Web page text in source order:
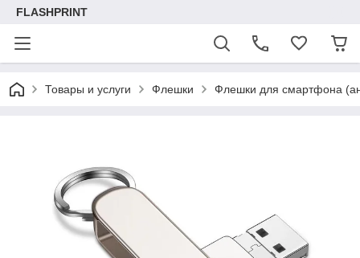
FLASHPRINT
Товары и услуги Флешки Флешки для смартфона